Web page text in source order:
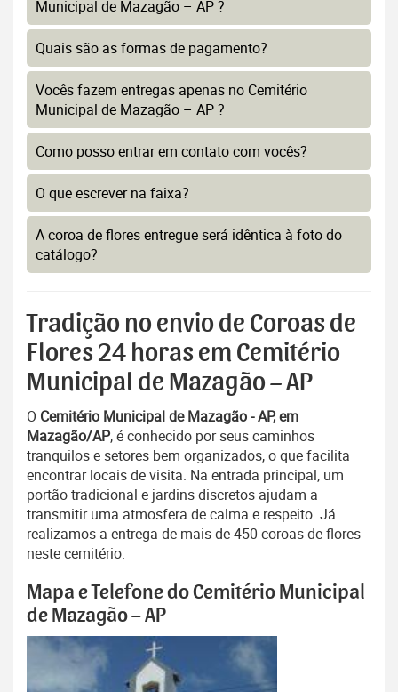
Municipal de Mazagão – AP ?
Quais são as formas de pagamento?
Vocês fazem entregas apenas no Cemitério
Municipal de Mazagão – AP ?
Como posso entrar em contato com vocês?
O que escrever na faixa?
A coroa de flores entregue será idêntica à foto do
catálogo?
Tradição no envio de Coroas de
Flores 24 horas em Cemitério
Municipal de Mazagão – AP
O Cemitério Municipal de Mazagão - AP, em
Mazagão/AP, é conhecido por seus caminhos
tranquilos e setores bem organizados, o que facilita
encontrar locais de visita. Na entrada principal, um
portão tradicional e jardins discretos ajudam a
transmitir uma atmosfera de calma e respeito. Já
realizamos a entrega de mais de 450 coroas de flores
neste cemitério.
Mapa e Telefone do Cemitério Municipal
de Mazagão – AP